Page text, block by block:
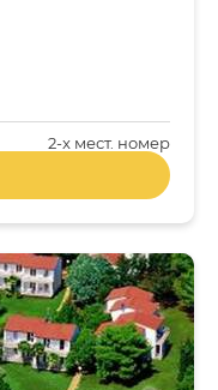
2-x мест. номер